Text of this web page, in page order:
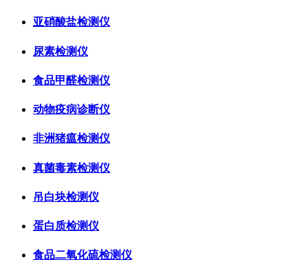
亚硝酸盐检测仪
尿素检测仪
食品甲醛检测仪
动物疫病诊断仪
非洲猪瘟检测仪
真菌毒素检测仪
吊白块检测仪
蛋白质检测仪
食品二氧化硫检测仪